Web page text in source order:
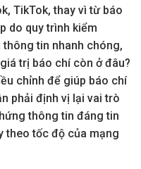
TikTok, thay vì từ báo
do quy trình kiểm
thông tin nhanh chóng,
trị báo chí còn ở đâu?
chỉnh để giúp báo chí
phải định vị lại vai trò
thông tin đáng tin
theo tốc độ của mạng